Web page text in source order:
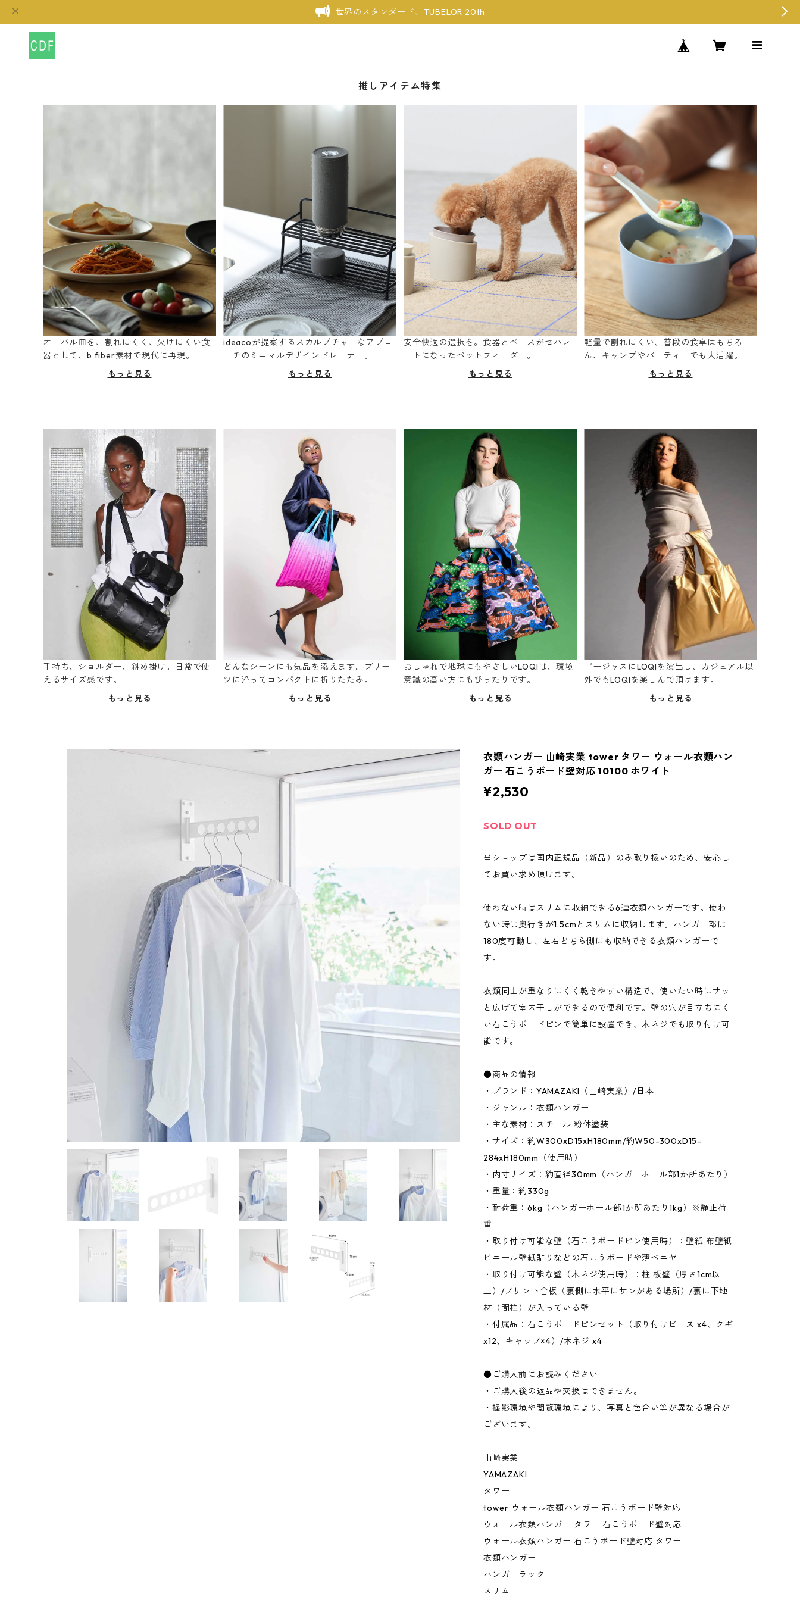
世界のスタンダード、TUBELOR 20th
推しアイテム特集
オーバル皿を、割れにくく、欠けにくい食
器として、b fiber素材で現代に再現。
もっと見る
ideacoが提案するスカルプチャーなアプロ
ーチのミニマルデザインドレーナー。
もっと見る
安全快適の選択を。食器とベースがセパレ
ートになったペットフィーダー。
もっと見る
軽量で割れにくい、普段の食卓はもちろ
ん、キャンプやパーティーでも大活躍。
もっと見る
手持ち、ショルダー、斜め掛け。日常で使
えるサイズ感です。
もっと見る
どんなシーンにも気品を添えます。プリー
ツに沿ってコンパクトに折りたたみ。
もっと見る
おしゃれで地球にもやさしいLOQIは、環境
意識の高い方にもぴったりです。
もっと見る
ゴージャスにLOQIを演出し、カジュアル以
外でもLOQIを楽しんで頂けます。
もっと見る
衣類ハンガー 山崎実業 tower タワー ウォール衣類ハン
ガー 石こうボード壁対応 10100 ホワイト
¥2,530
SOLD OUT
当ショップは国内正規品（新品）のみ取り扱いのため、安心し
てお買い求め頂けます。
使わない時はスリムに収納できる6連衣類ハンガーです。使わ
ない時は奥行きが1.5cmとスリムに収納します。ハンガー部は
180度可動し、左右どちら側にも収納できる衣類ハンガーで
す。
衣類同士が重なりにくく乾きやすい構造で、使いたい時にサッ
と広げて室内干しができるので便利です。壁の穴が目立ちにく
い石こうボードピンで簡単に設置でき、木ネジでも取り付け可
能です。
●商品の情報
・ブランド：YAMAZAKI（山崎実業）/日本
・ジャンル：衣類ハンガー
・主な素材：スチール 粉体塗装
・サイズ：約W300xD15xH180mm/約W50-300xD15-
284xH180mm（使用時）
・内寸サイズ：約直径30mm（ハンガーホール部1か所あたり）
・重量：約330g
・耐荷重：6kg（ハンガーホール部1か所あたり1kg）※静止荷
重
・取り付け可能な壁（石こうボードピン使用時）：壁紙 布壁紙
ビニール壁紙貼りなどの石こうボードや薄ベニヤ
・取り付け可能な壁（木ネジ使用時）：柱 板壁（厚さ1cm以
上）/プリント合板（裏側に水平にサンがある場所）/裏に下地
材（間柱）が入っている壁
・付属品：石こうボードピンセット（取り付けピース x4、クギ
x12、キャップ×4）/木ネジ x4
●ご購入前にお読みください
・ご購入後の返品や交換はできません。
・撮影環境や閲覧環境により、写真と色合い等が異なる場合が
ございます。
山崎実業
YAMAZAKI
タワー
tower ウォール衣類ハンガー 石こうボード壁対応
ウォール衣類ハンガー タワー 石こうボード壁対応
ウォール衣類ハンガー 石こうボード壁対応 タワー
衣類ハンガー
ハンガーラック
スリム